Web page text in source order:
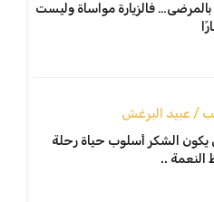
بالمرضى… فالزيارة مواساة وليست
/ عبيد البرغش
الشكر أسلوب حياة رحلة
..